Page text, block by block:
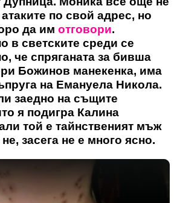
по свой адрес, но
да им отговори.
в светските среди се
че спряганата за бивша
Божинов манекенка, има
на Емануела Никола.
заедно на същите
я подигра Калина
той е тайнственият мъж
засега не е много ясно.